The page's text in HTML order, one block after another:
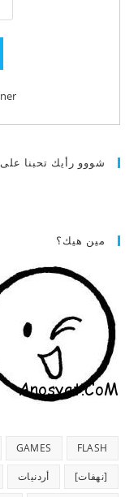
شووو رأيك تحبنا
مين هيك؟
FLASH
GAMES
[نهفات] أردنيات